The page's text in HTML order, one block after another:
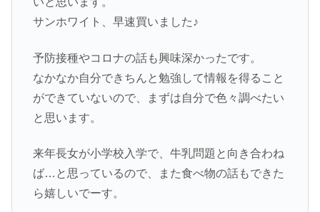
サンホワイト、早速買いました♪
予防接種やコロナの話も興味深かったです。
なかなか自分できちんと勉強して情報を得ること
ができていないので、まずは自分で色々調べたい
と思います。
来年長女が小学校入学で、牛乳問題と向き合わね
ば…と思っているので、また食べ物の話もできた
ら嬉しいでーす。